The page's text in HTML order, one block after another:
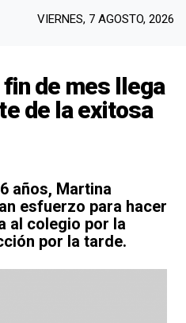
VIERNES, 7 AGOSTO, 2026
de mes llega
de la exitosa
años, Martina
esfuerzo para hacer
al colegio por la
por la tarde.